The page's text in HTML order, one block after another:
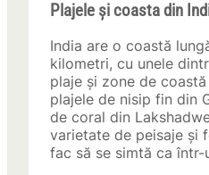
Plajele și coasta din
India are o coastă
kilometri, cu unele
plaje și zone de
plajele de nisip fin din
de coral din
varietate de peisaje și
fac să se simtă ca într-